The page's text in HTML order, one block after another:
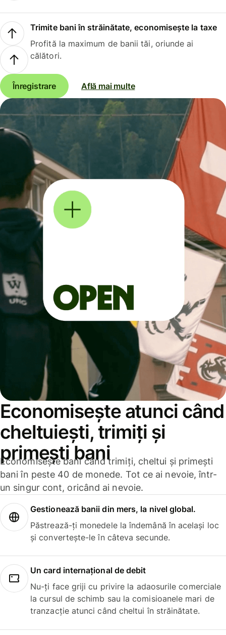
Trimite bani în străinătate, economisește la taxe
Profită la maximum de banii tăi, oriunde ai
călători.
Înregistrare Află mai multe
Economisește atunci când
cheltuiești, trimiți și
primești bani
Economisește bani când trimiți, cheltui și primești
bani în peste 40 de monede. Tot ce ai nevoie, într-
un singur cont, oricând ai nevoie.
Gestionează banii din mers, la nivel global.
Păstrează-ți monedele la îndemână în același loc
și convertește-le în câteva secunde.
Un card internațional de debit
Nu-ți face griji cu privire la adaosurile comerciale
la cursul de schimb sau la comisioanele mari de
tranzacție atunci când cheltui în străinătate.